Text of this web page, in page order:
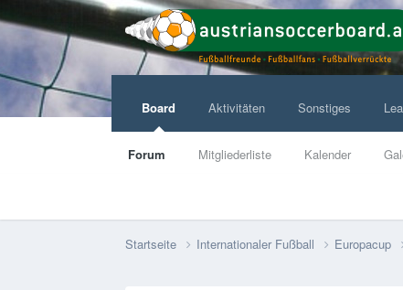
Board
Forum Mitgliederliste Kalender
Aktivitäten Sonstiges
Startseite Internationaler Fußball Europacup